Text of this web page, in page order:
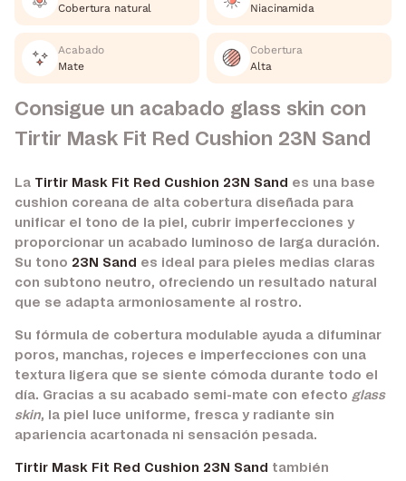
Cobertura natural
Niacinamida
Acabado
Mate
Cobertura
Alta
Consigue un acabado glass skin con
Tirtir Mask Fit Red Cushion 23N Sand
La Tirtir Mask Fit Red Cushion 23N Sand es una base
cushion coreana de alta cobertura diseñada para
unificar el tono de la piel, cubrir imperfecciones y
proporcionar un acabado luminoso de larga duración.
Su tono 23N Sand es ideal para pieles medias claras
con subtono neutro, ofreciendo un resultado natural
que se adapta armoniosamente al rostro.
Su fórmula de cobertura modulable ayuda a difuminar
poros, manchas, rojeces e imperfecciones con una
textura ligera que se siente cómoda durante todo el
día. Gracias a su acabado semi-mate con efecto glass
skin, la piel luce uniforme, fresca y radiante sin
apariencia acartonada ni sensación pesada.
Tirtir Mask Fit Red Cushion 23N Sand también